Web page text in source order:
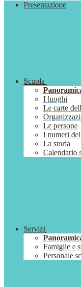
Presentazione
Scuola
I luoghi
Le carte
Le persone
I numeri
La storia
Calendario
Servizi
Famiglie e
Personale